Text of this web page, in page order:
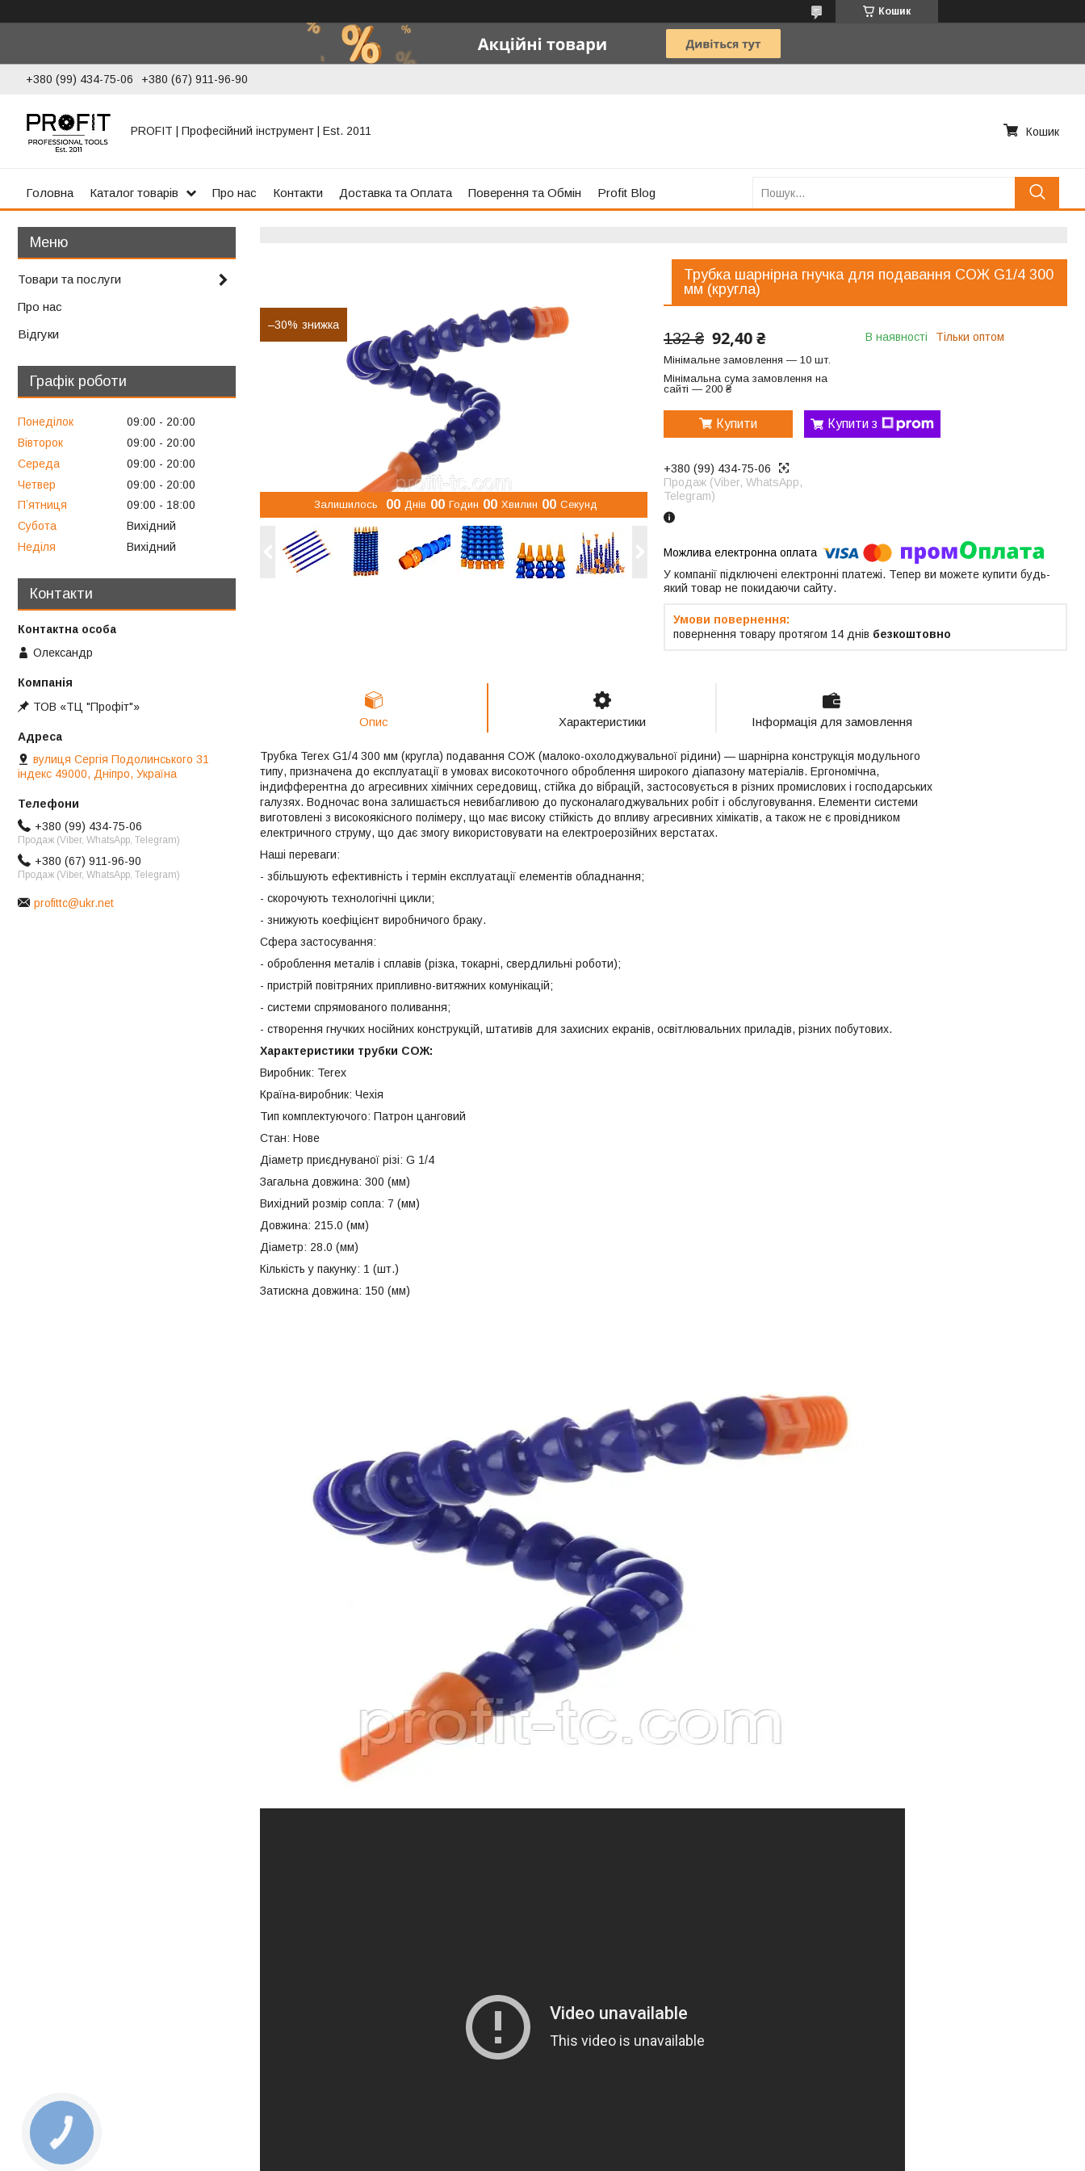
Кошик
+380 (99) 434-75-06 +380 (67) 911-96-90
PROFIT | Професійний інструмент | Est. 2011 Кошик
Головна Каталог товарів Про нас Контакти Доставка та Оплата Поверення та Обмін Profit Blog
–30%
Залишилось 00 Днів 00 Годин 00 Хвилин 00 Секунд
Трубка шарнірна гнучка для подавання СОЖ G1/4 300
мм (кругла)
132 ₴ 92,40 ₴
Мінімальне замовлення — 10 шт.
Мінімальна сума замовлення на
сайті — 200 ₴
В наявності Тільки оптом
Купити Купити з
+380 (99) 434-75-06
Продаж (Viber, WhatsApp,
Telegram)
У компанії підключені електронні платежі. Тепер ви можете купити будь-
який товар не покидаючи сайту.
повернення товару протягом 14 днів безкоштовно
Опис Характеристики Інформація для замовлення
Трубка Terex G1/4 300 мм (кругла) подавання СОЖ (малоко-охолоджувальної рідини) — шарнірна конструкція модульного
типу, призначена до експлуатації в умовах високоточного оброблення широкого діапазону матеріалів. Ергономічна,
індифферентна до агресивних хімічних середовищ, стійка до вібрацій, застосовується в різних промислових і господарських
галузях. Водночас вона залишається невибагливою до пусконалагоджувальних робіт і обслуговування. Елементи системи
виготовлені з високоякісного полімеру, що має високу стійкість до впливу агресивних хімікатів, а також не є провідником
електричного струму, що дає змогу використовувати на електроерозійних верстатах.
Наші переваги:
- збільшують ефективність і термін експлуатації елементів обладнання;
- скорочують технологічні цикли;
- знижують коефіцієнт виробничого браку.
Сфера застосування:
- оброблення металів і сплавів (різка, токарні, свердлильні роботи);
- пристрій повітряних припливно-витяжних комунікацій;
- системи спрямованого поливання;
- створення гнучких носійних конструкцій, штативів для захисних екранів, освітлювальних приладів, різних побутових.
Характеристики трубки СОЖ:
Виробник: Terex
Країна-виробник: Чехія
Тип комплектуючого: Патрон цанговий
Стан: Нове
Діаметр приєднуваної різі: G 1/4
Загальна довжина: 300 (мм)
Вихідний розмір сопла: 7 (мм)
Довжина: 215.0 (мм)
Діаметр: 28.0 (мм)
Кількість у пакунку: 1 (шт.)
Затискна довжина: 150 (мм)
Товари та послуги
Про нас
Відгуки
Графік роботи
Понеділок 09:00
20:00
Вівторок
09:00
20:00
Середа
09:00
20:00
Четвер
09:00
20:00
Пʼятниця
09:00
18:00
Субота
Вихідний
Неділя
Вихідний
Контакти
Олександр
ТОВ «ТЦ "Профіт"»
вулиця Сергія Подолинського 31
індекс 49000, Дніпро, Україна
+380 (99) 434-75-06
Продаж (Viber, WhatsApp, Telegram)
+380 (67) 911-96-90
Продаж (Viber, WhatsApp, Telegram)
profittc@ukr.net